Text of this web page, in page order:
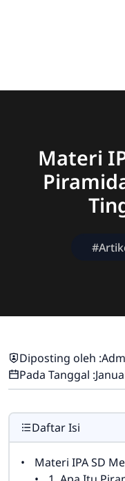
Materi
Diposting oleh :
Pada Tanggal :
Daftar Isi
Materi IPA SD